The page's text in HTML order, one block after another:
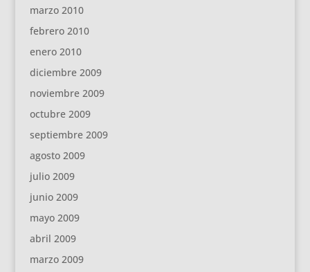
marzo 2010
febrero 2010
enero 2010
diciembre 2009
noviembre 2009
octubre 2009
septiembre 2009
agosto 2009
julio 2009
junio 2009
mayo 2009
abril 2009
marzo 2009